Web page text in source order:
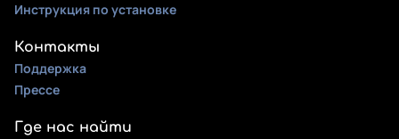
Инструкция по установке
Контакты
Поддержка
Прессе
Где нас найти